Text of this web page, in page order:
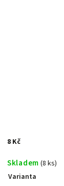
8 Kč
Skladem (8 ks)
Varianta